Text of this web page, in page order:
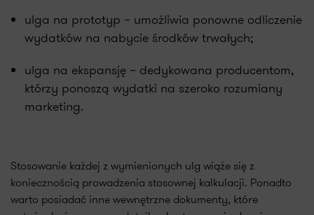
ulga na prototyp – umożliwia ponowne odliczenie
wydatków na nabycie środków trwałych;
ulga na ekspansję – dedykowana producentom,
którzy ponoszą wydatki na szeroko rozumiany
marketing.
Stosowanie każdej z wymienionych ulg wiąże się z
koniecznością prowadzenia stosownej kalkulacji. Ponadto
warto posiadać inne wewnętrzne dokumenty, które